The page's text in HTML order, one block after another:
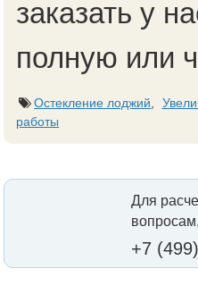
заказать у
полную или
Остекление лоджий
работы
Для
+7